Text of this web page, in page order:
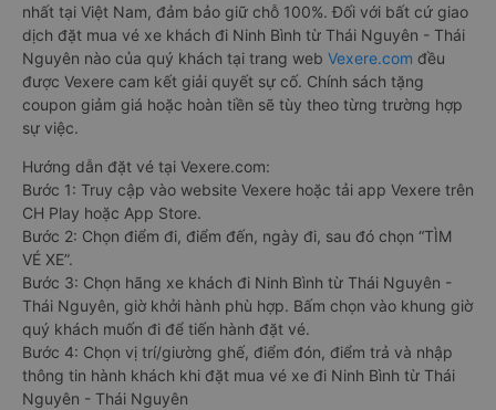
nhất tại Việt Nam, đảm bảo giữ chỗ 100%. Đối với bất cứ giao
dịch đặt mua vé xe khách đi Ninh Bình từ Thái Nguyên - Thái
Nguyên nào của quý khách tại trang web Vexere.com đều
được Vexere cam kết giải quyết sự cố. Chính sách tặng
coupon giảm giá hoặc hoàn tiền sẽ tùy theo từng trường hợp
sự việc.
Hướng dẫn đặt vé tại Vexere.com:
Bước 1: Truy cập vào website Vexere hoặc tải app Vexere trên
CH Play hoặc App Store.
Bước 2: Chọn điểm đi, điểm đến, ngày đi, sau đó chọn “TÌM
VÉ XE”.
Bước 3: Chọn hãng xe khách đi Ninh Bình từ Thái Nguyên -
Thái Nguyên, giờ khởi hành phù hợp. Bấm chọn vào khung giờ
quý khách muốn đi để tiến hành đặt vé.
Bước 4: Chọn vị trí/giường ghế, điểm đón, điểm trả và nhập
thông tin hành khách khi đặt mua vé xe đi Ninh Bình từ Thái
Nguyên - Thái Nguyên